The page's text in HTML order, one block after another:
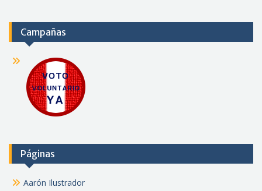
Campañas
Páginas
Aarón Ilustrador